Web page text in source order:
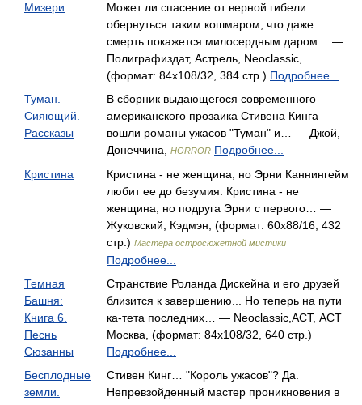
Мизери
Может ли спасение от верной гибели
обернуться таким кошмаром, что даже
смерть покажется милосердным даром… —
Полиграфиздат, Астрель, Neoclassic,
(формат: 84x108/32, 384 стр.) Подробнее...
Туман.
Сияющий.
Рассказы
В сборник выдающегося современного
американского прозаика Стивена Кинга
вошли романы ужасов "Туман" и… — Джой,
Донеччина,
HORROR Подробнее...
Кристина
Кристина - не женщина, но Эрни Каннингейм
любит ее до безумия. Кристина - не
женщина, но подруга Эрни с первого… —
Жуковский, Кэдмэн, (формат: 60x88/16, 432
стр.) Мастера остросюжетной мистики
Подробнее...
Темная
Башня:
Книга 6.
Песнь
Сюзанны
Странствие Роланда Дискейна и его друзей
близится к завершению... Но теперь на пути
ка-тета последних… — Neoclassic,АСТ, АСТ
Москва, (формат: 84x108/32, 640 стр.)
Подробнее...
Бесплодные
земли.
Стивен Кинг… "Король ужасов"? Да.
Непревзойденный мастер проникновения в